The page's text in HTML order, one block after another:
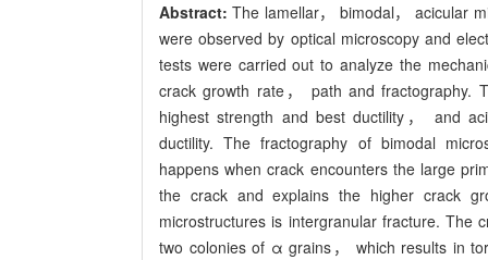
Abstract:The lamellar， bimodal， acicular
were observed by optical microscopy and
tests were carried out to analyze the
crack growth rate， path and fractography.
highest strength and best ductility， and
ductility. The fractography of bimodal
happens when crack encounters the large
the crack and explains the higher crack
microstructures is intergranular fracture. The
two colonies of α grains， which results in